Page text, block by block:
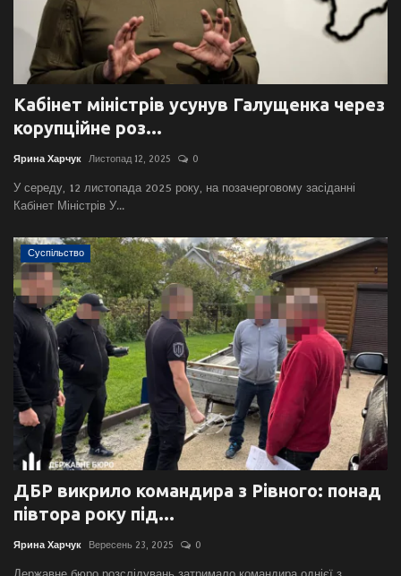
Кабінет міністрів усунув Галущенка через
корупційне роз...
Ярина Харчук Листопад 12, 2025 0
У середу, 12 листопада 2025 року, на позачерговому засіданні
Кабінет Міністрів У...
Суспільство
ДБР викрило командира з Рівного: понад
півтора року під...
Ярина Харчук Вересень 23, 2025 0